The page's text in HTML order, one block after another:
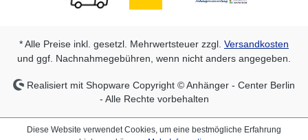
* Alle Preise inkl. gesetzl. Mehrwertsteuer zzgl. Versandkosten
und ggf. Nachnahmegebühren, wenn nicht anders angegeben.
Realisiert mit Shopware Copyright © Anhänger - Center Berlin
- Alle Rechte vorbehalten
Diese Website verwendet Cookies, um eine bestmögliche Erfahrung